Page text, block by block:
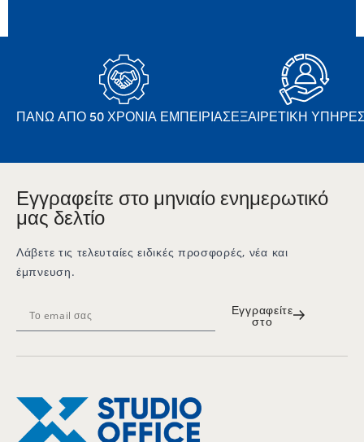
ΠΆΝΩ ΑΠΌ 50 ΧΡΌΝΙΑ ΕΜΠΕΙΡΊΑΣΕΞΑΙΡΕΤΙΚΉ
Εγγραφείτε στο μηνιαίο ενημερωτικό
μας δελτίο
Λάβετε τις τελευταίες ειδικές προσφορές, νέα και
έμπνευση.
Εγγραφείτε
στο